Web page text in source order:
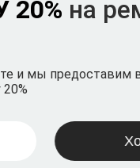
20% на
и мы предоставим